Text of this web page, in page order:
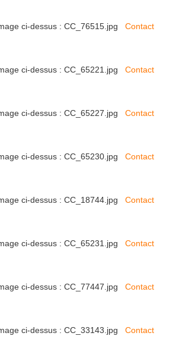
ci-dessus : CC_76515.jpg Contact
ci-dessus : CC_65221.jpg Contact
ci-dessus : CC_65227.jpg Contact
ci-dessus : CC_65230.jpg Contact
ci-dessus : CC_18744.jpg Contact
ci-dessus : CC_65231.jpg Contact
ci-dessus : CC_77447.jpg Contact
ci-dessus : CC_33143.jpg Contact